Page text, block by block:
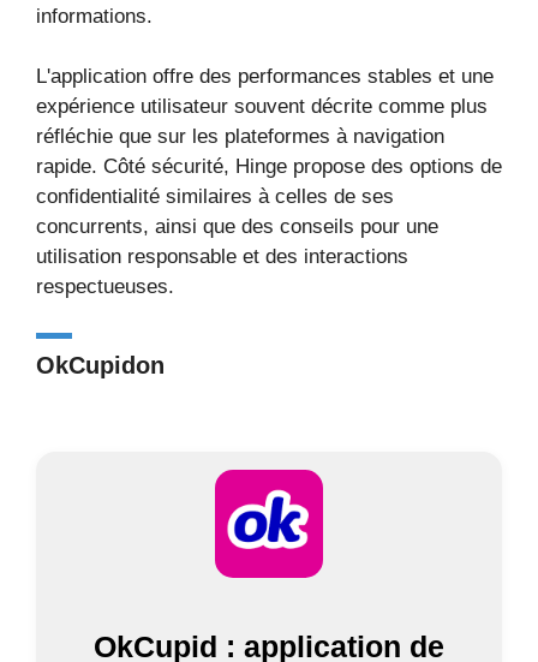
informations.
L'application offre des performances stables et une
expérience utilisateur souvent décrite comme plus
réfléchie que sur les plateformes à navigation
rapide. Côté sécurité, Hinge propose des options de
confidentialité similaires à celles de ses
concurrents, ainsi que des conseils pour une
utilisation responsable et des interactions
respectueuses.
OkCupidon
OkCupid : application de